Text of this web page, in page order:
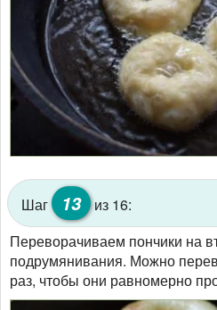
Шаг 13 из 16:
Переворачиваем пончики на
подрумянивания. Можно
раз, чтобы они равномерно